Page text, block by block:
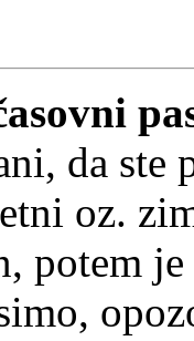
da
oz.
potem